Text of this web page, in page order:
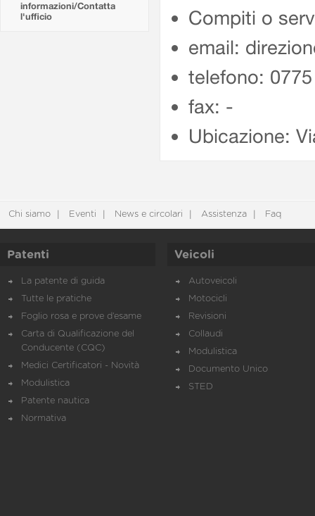
informazioni/Contatta
l'ufficio
Compiti o
email:
telefono:
fax: -
Ubicazione:
Chi siamo Eventi News e circolari Assistenza Faq
Patenti
La patente di guida
Tutte le pratiche
Foglio rosa e prove d’esame
Carta di Qualificazione del
Conducente (CQC)
Medici Certificatori - Novità
Modulistica
Patente nautica
Normativa
Veicoli
Autoveicoli
Motocicli
Revisioni
Collaudi
Modulistica
Documento Unico
STED